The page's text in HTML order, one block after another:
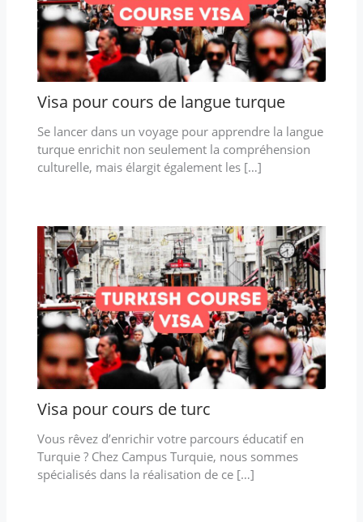
Visa pour cours de langue turque
Se lancer dans un voyage pour apprendre la langue
turque enrichit non seulement la compréhension
culturelle, mais élargit également les […]
Visa pour cours de turc
Vous rêvez d’enrichir votre parcours éducatif en
Turquie ? Chez Campus Turquie, nous sommes
spécialisés dans la réalisation de ce […]